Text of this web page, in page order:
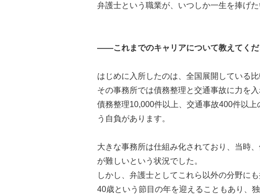
弁護士という職業が、いつしか一生を捧げ
――これまでのキャリアについて教えてくだ
はじめに入所したのは、全国展開している比
その事務所では債務整理と交通事故に力を入
債務整理10,000件以上、交通事故400件以
う自負があります。
大きな事務所は仕組み化されており、当時
が難しいという状況でした。
しかし、弁護士としてこれら以外の分野に
40歳という節目の年を迎えることもあり、独